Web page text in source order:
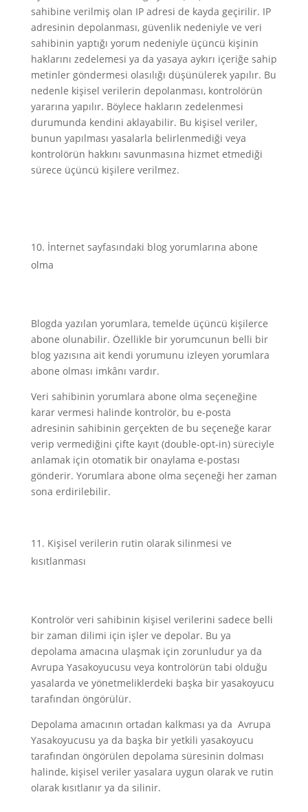
sahibine verilmiş olan IP adresi de kayda geçirilir. IP
adresinin depolanması, güvenlik nedeniyle ve veri
sahibinin yaptığı yorum nedeniyle üçüncü kişinin
haklarını zedelemesi ya da yasaya aykırı içeriğe sahip
metinler göndermesi olasılığı düşünülerek yapılır. Bu
nedenle kişisel verilerin depolanması, kontrolörün
yararına yapılır. Böylece hakların zedelenmesi
durumunda kendini aklayabilir. Bu kişisel veriler,
bunun yapılması yasalarla belirlenmediği veya
kontrolörün hakkını savunmasına hizmet etmediği
sürece üçüncü kişilere verilmez.
İnternet sayfasındaki blog yorumlarına abone
olma
Blogda yazılan yorumlara, temelde üçüncü kişilerce
abone olunabilir. Özellikle bir yorumcunun belli bir
blog yazısına ait kendi yorumunu izleyen yorumlara
abone olması imkânı vardır.
Veri sahibinin yorumlara abone olma seçeneğine
karar vermesi halinde kontrolör, bu e-posta
adresinin sahibinin gerçekten de bu seçeneğe karar
verip vermediğini çifte kayıt (double-opt-in) süreciyle
anlamak için otomatik bir onaylama e-postası
gönderir. Yorumlara abone olma seçeneği her zaman
sona erdirilebilir.
Kişisel verilerin rutin olarak silinmesi ve
kısıtlanması
Kontrolör veri sahibinin kişisel verilerini sadece belli
bir zaman dilimi için işler ve depolar. Bu ya
depolama amacına ulaşmak için zorunludur ya da
Avrupa Yasakoyucusu veya kontrolörün tabi olduğu
yasalarda ve yönetmeliklerdeki başka bir yasakoyucu
tarafından öngörülür.
Depolama amacının ortadan kalkması ya da Avrupa
Yasakoyucusu ya da başka bir yetkili yasakoyucu
tarafından öngörülen depolama süresinin dolması
halinde, kişisel veriler yasalara uygun olarak ve rutin
olarak kısıtlanır ya da silinir.